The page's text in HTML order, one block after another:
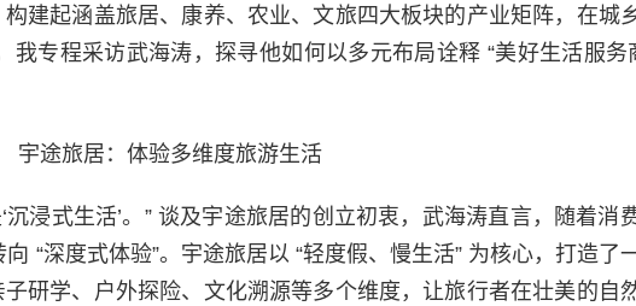
建起涵盖旅居、康养、农业、文旅四大板块的产业矩阵，在城
我专程采访武海涛，探寻他如何以多元布局诠释 “美好生活服务
宇途旅居：体验多维度旅游生活
沉浸式生活’。” 谈及宇途旅居的创立初衷，武海涛直言，随着消
“深度式体验”。宇途旅居以 “轻度假、慢生活” 为核心，打造了
研学、户外探险、文化溯源等多个维度，让旅行者在壮美的自